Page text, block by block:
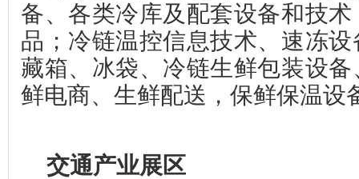
备、 各类冷库及配套设备和技术
品 ； 冷链温控信息技术、 速冻设
藏箱、冰袋、 冷链生鲜包装设备
鲜电商、 生鲜配送 ， 保鲜保温设
交通产业展区